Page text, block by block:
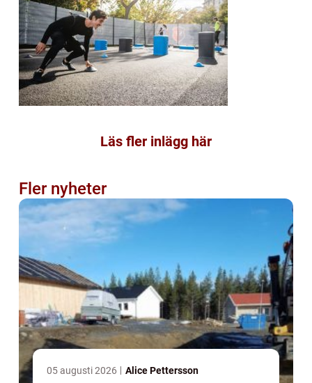
Läs fler inlägg här
Fler nyheter
05 augusti 2026 Alice Pettersson